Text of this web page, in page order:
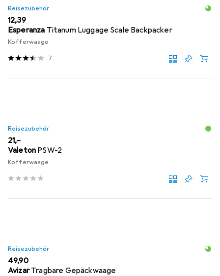
Reisezubehör
EUR
12,39
Esperanza Titanum Luggage Scale Backpacker
Kofferwaage
7
Reisezubehör
EUR
21,–
Valeton PSW-2
Kofferwaage
Reisezubehör
EUR
49,90
Avizar Tragbare Gepäckwaage